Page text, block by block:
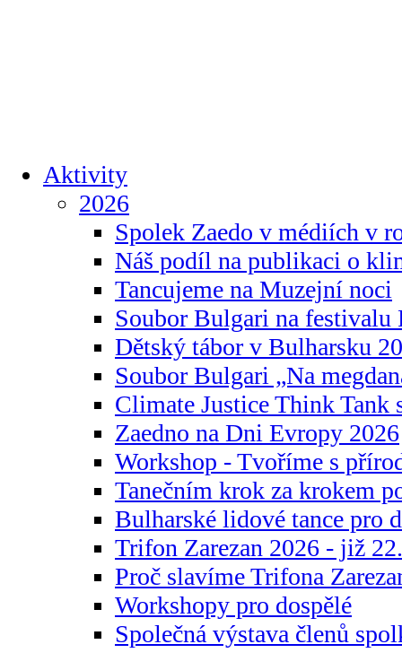
Aktivity
2026
Spolek Zaedo v médiích v
Náš podíl na publikaci o
Tancujeme na Muzejní noci
Soubor Bulgari na festivalu
Dětský tábor v Bulharsku
Soubor Bulgari „Na
Climate Justice Think Tank
Zaedno na Dni Evropy 2026
Workshop - Tvoříme s
Tanečním krok za krokem
Bulharské lidové tance pro
Trifon Zarezan 2026 - již
Proč slavíme Trifona
Workshopy pro dospělé
Společná výstava členů